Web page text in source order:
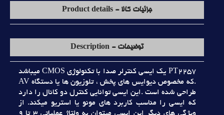
جزئیات کالا - Product details
توضیحات - Description
PT2257 يک ايسي کنترلر صدا با تکنولوژي CMOS ميباشد
.که مخصوص ديوايس هاي پخش ، تلوزيون ها يا دستگاه AV
طراحي شده است .اين ايسي توانايي کنترل دو کانال را دارد
که ايسي را مناسب کاربرد هاي مونو يا استريو ميکند. از